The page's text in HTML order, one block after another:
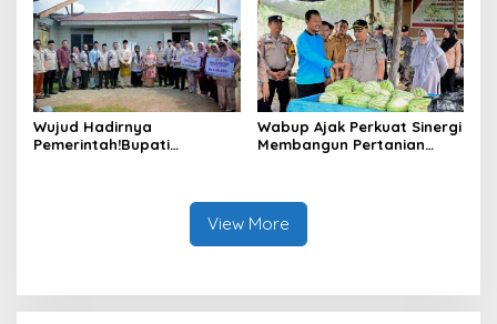
Wujud Hadirnya
Pemerintah!Bupati
Wabup Ajak Perkuat Sinergi
Membangun Pertanian
View More